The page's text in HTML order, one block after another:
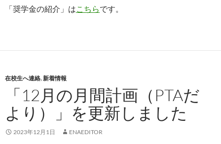
「奨学金の紹介」は こちらです。
在校生へ連絡,新着情報
「12月の月間計画（PTAだ
より）」を更新しました
2023年12月1日 ENAEDITOR